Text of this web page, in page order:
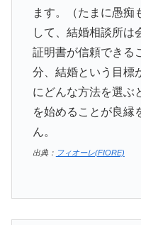
ます。（たまに愚痴
して、結婚相談所は
証明書が信頼できる
分、結婚という目標
にどんな方法を選ぶ
を始めることが良縁
ん。
出典： フィオーレ(FIORE)